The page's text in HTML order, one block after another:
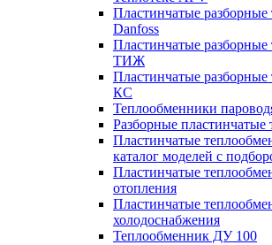
Пластинчатые
Danfoss
Пластинчатые
ТИЖ
Пластинчатые
КC
Теплообменники
Разборные пластинчатые
Пластинчатые
каталог моделей с
Пластинчатые
отопления
Пластинчатые
холодоснабжения
Теплообменник ДУ 100